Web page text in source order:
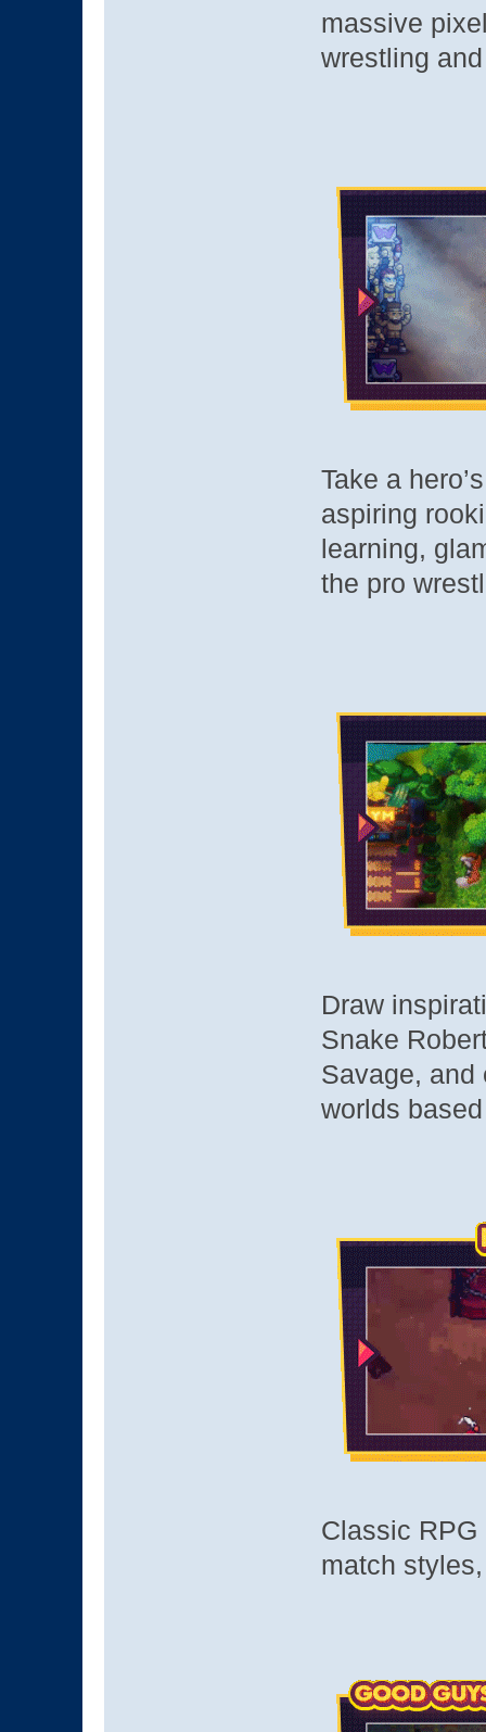
massive
wrestling
Take a
aspiring
learning,
the pro
Draw
Snake
Savage, and
worlds
Classic
match